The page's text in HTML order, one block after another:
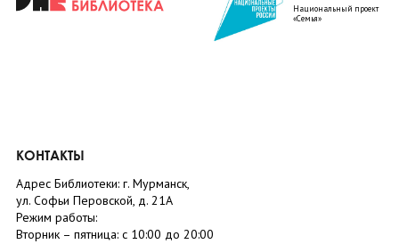
Национальный проект
«Семья»
КОНТАКТЫ
Адрес Библиотеки: г. Мурманск,
ул. Софьи Перовской, д. 21А
Режим работы:
Вторник – пятница: с 10:00 до 20:00